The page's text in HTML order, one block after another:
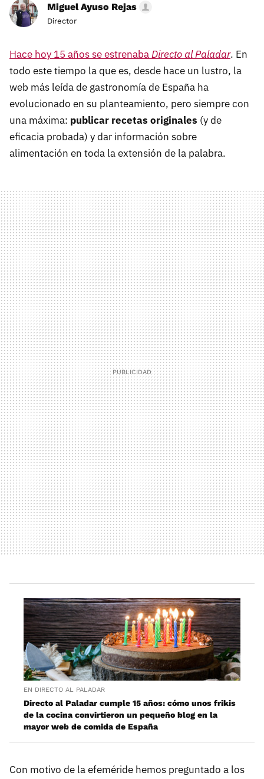
Miguel Ayuso Rejas
Director
Hace hoy 15 años se estrenabaDirecto al Paladar. En
todo este tiempo la que es, desde hace un lustro, la
web más leída de gastronomía de España ha
evolucionado en su planteamiento, pero siempre con
una máxima: publicar recetas originales (y de
eficacia probada) y dar información sobre
alimentación en toda la extensión de la palabra.
EN DIRECTO AL PALADAR
Directo al Paladar cumple 15 años: cómo unos frikis
de la cocina convirtieron un pequeño blog en la
mayor web de comida de España
Con motivo de la efeméride hemos preguntado a los